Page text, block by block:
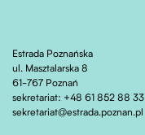
Estrada Poznańska
ul. Masztalarska 8
61-767 Poznań
sekretariat: +48 61 852 88 33
sekretariat@estrada.poznan.pl